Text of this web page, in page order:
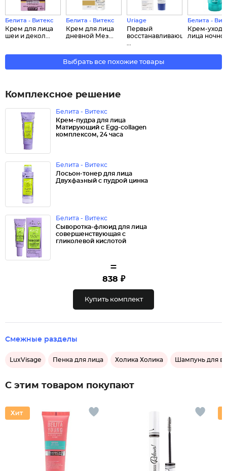
Белита - Витекс
Крем для лица
шеи и декол...
Белита - Витекс
Крем для лица
дневной Мез...
Uriage
Первый
восстанавливающий
Белита -
Крем-уход
лица
Выбрать все похожие товары
Комплексное решение
Белита - Витекс
Крем-пудра для лица
Матирующий с Egg-collagen
комплексом, 24 часа
Белита - Витекс
Лосьон-тонер для лица
Двухфазный с пудрой цинка
Белита - Витекс
Сыворотка-флюид для лица
совершенствующая с
гликолевой кислотой
=
838 ₽
Купить комплект
Смежные разделы
LuxVisage Пенка для лица Холика Холика Шампунь для
С этим товаром покупают